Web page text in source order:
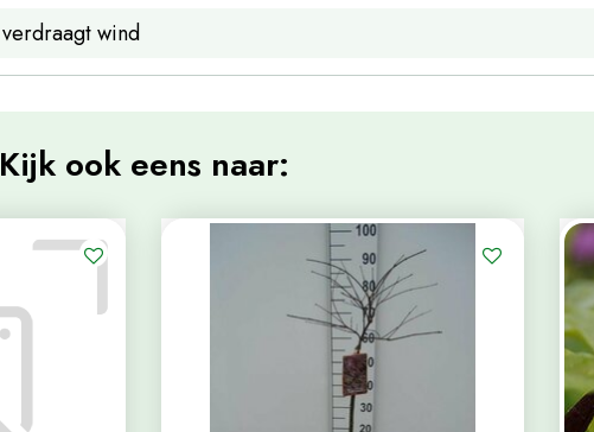
verdraagt wind
Kijk ook eens naar: